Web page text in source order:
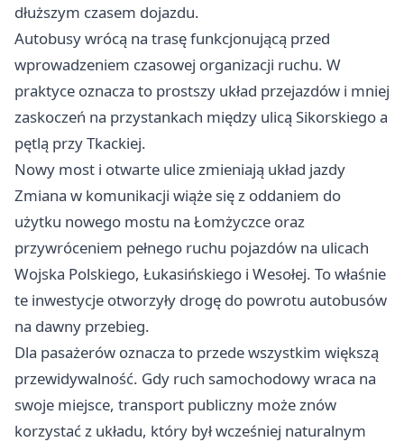
dłuższym czasem dojazdu.
Autobusy wrócą na trasę funkcjonującą przed
wprowadzeniem czasowej organizacji ruchu. W
praktyce oznacza to prostszy układ przejazdów i mniej
zaskoczeń na przystankach między ulicą Sikorskiego a
pętlą przy Tkackiej.
Nowy most i otwarte ulice zmieniają układ jazdy
Zmiana w komunikacji wiąże się z oddaniem do
użytku nowego mostu na Łomżyczce oraz
przywróceniem pełnego ruchu pojazdów na ulicach
Wojska Polskiego, Łukasińskiego i Wesołej. To właśnie
te inwestycje otworzyły drogę do powrotu autobusów
na dawny przebieg.
Dla pasażerów oznacza to przede wszystkim większą
przewidywalność. Gdy ruch samochodowy wraca na
swoje miejsce, transport publiczny może znów
korzystać z układu, który był wcześniej naturalnym